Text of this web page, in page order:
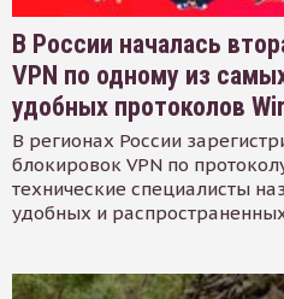
В России началась
VPN по одному из
удобных протоколов
В регионах России
блокировок VPN по
технические специалисты
удобных и